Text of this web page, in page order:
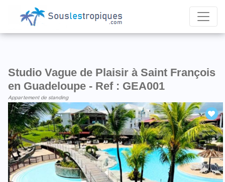
Studio Vague de Plaisir à Saint François
en Guadeloupe - Ref : GEA001
Appartement de standing